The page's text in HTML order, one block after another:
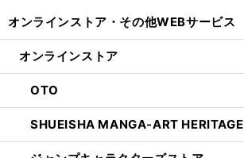
オンラインストア・ その他WEBサービス
オンラインストア
OTO
SHUEISHA MANGA-ART HERITAGE